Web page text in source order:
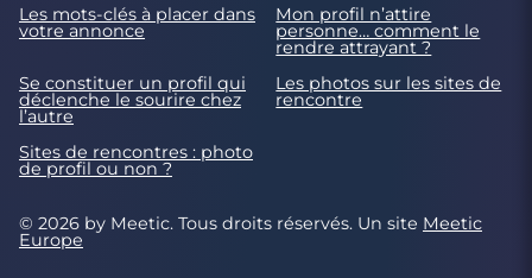
Les mots-clés à placer dans
votre annonce
Mon profil n’attire
personne… comment le
rendre attrayant ?
Se constituer un profil qui
déclenche le sourire chez
l’autre
Les photos sur les sites de
rencontre
Sites de rencontres : photo
de profil ou non ?
© 2026 by Meetic. Tous droits réservés. Un site Meetic
Europe